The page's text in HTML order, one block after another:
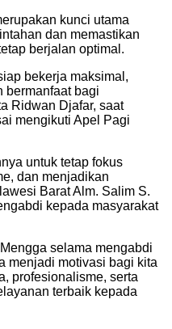
kunci utama
dan memastikan
berjalan optimal.
bekerja maksimal,
bermanfaat bagi
Ridwan Djafar, saat
mengikuti Apel Pagi
untuk tetap fokus
dan menjadikan
Barat Alm. Salim S.
kepada masyarakat
selama mengabdi
menjadi motivasi bagi kita
profesionalisme, serta
terbaik kepada